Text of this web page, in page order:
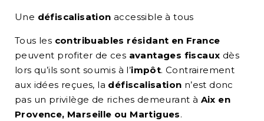
Une défiscalisation accessible à tous
Tous les contribuables résidant en France
peuvent profiter de ces avantages fiscaux dès
lors qu’ils sont soumis à l’impôt. Contrairement
aux idées reçues, la défiscalisation n’est donc
pas un privilège de riches demeurant à Aix en
Provence, Marseille ou Martigues.